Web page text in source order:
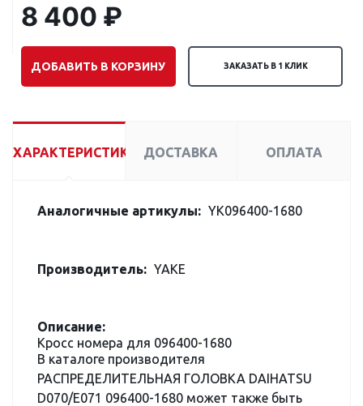
8 400 ₽
ДОБАВИТЬ В КОРЗИНУ ЗАКАЗАТЬ В 1 КЛИК
ХАРАКТЕРИСТИКИ ДОСТАВКА ОПЛАТА
Аналогичные артикулы: YK096400-1680
Производитель: YAKE
Описание:
Кросс номера для 096400-1680
В каталоге производителя
РАСПРЕДЕЛИТЕЛЬНАЯ ГОЛОВКА DAIHATSU
D070/E071 096400-1680 может также быть